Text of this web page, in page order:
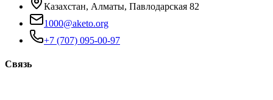
Казахстан, Алматы, Павлодарская 82
1000@aketo.org
+7 (707) 095-00-97
Связь